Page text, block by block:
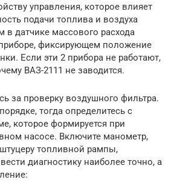
управления, которое влияет
подачи топлива и воздуха
в датчике массового расхода
фиксирующем положение
Если эти 2 прибора не работают,
ВАЗ-2111 не заводится.
за проверку воздушного фильтра.
тогда определитесь с
которое формируется при
насосе. Включите манометр,
топливной рампы,
диагностику наиболее точно, а